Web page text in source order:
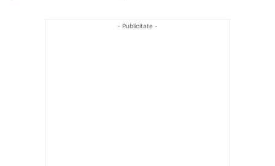
- Publicitate -